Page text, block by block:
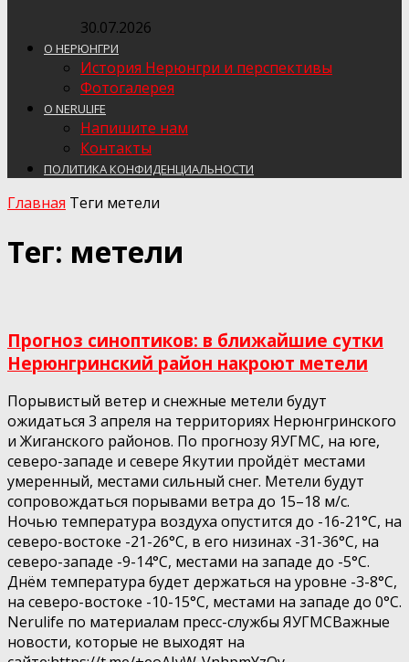
30.07.2026
О НЕРЮНГРИ
История Нерюнгри и перспективы
Фотогалерея
О NERULIFE
Напишите нам
Контакты
ПОЛИТИКА КОНФИДЕНЦИАЛЬНОСТИ
Главная Теги метели
Тег: метели
Прогноз синоптиков: в ближайшие сутки
Нерюнгринский район накроют метели
Порывистый ветер и снежные метели будут
ожидаться 3 апреля на территориях Нерюнгринского
и Жиганского районов. По прогнозу ЯУГМС, на юге,
северо-западе и севере Якутии пройдёт местами
умеренный, местами сильный снег. Метели будут
сопровождаться порывами ветра до 15–18 м/с.
Ночью температура воздуха опустится до -16-21°С, на
северо-востоке -21-26°С, в его низинах -31-36°С, на
северо-западе -9-14°С, местами на западе до -5°С.
Днём температура будет держаться на уровне -3-8°С,
на северо-востоке -10-15°С, местами на западе до 0°С.
Nerulife по материалам пресс-службы ЯУГМСВажные
новости, которые не выходят на